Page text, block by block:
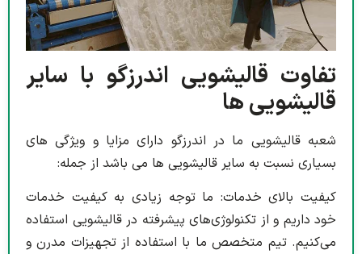
تفاوت قالیشویی اندرزگو با سایر
قالیشویی ها
شعبه قالیشویی ما در اندرزگو دارای مزایا و ویژگی های
بسیاری نسبت به سایر قالیشویی ها می باشد از جمله:
کیفیت بالای خدمات: ما توجه زیادی به کیفیت خدمات
خود داریم و از تکنولوژی‌های پیشرفته در قالیشویی استفاده
می‌کنیم. تیم متخصص ما با استفاده از تجهیزات مدرن و